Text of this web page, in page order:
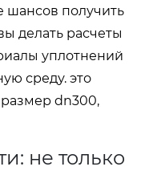
шансов получить
делать расчеты
уплотнений
среду. это
dn300,
не только